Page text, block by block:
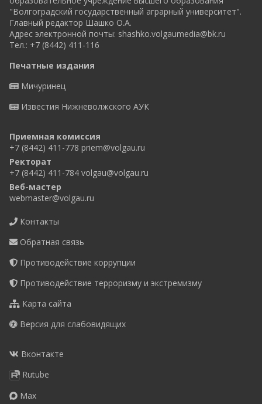
"Волгоградский государственный аграрный университет".
Главный редактор Шашко О.А.
Адрес электронной почты: shashko.volgaumedia@bk.ru
Тел.: +7 (8442) 411-116
Печатные издания
Мичуринец
Известия Нижневолжского АУК
Приемная комиссия
+7 (8442) 411-778 priem@volgau.ru
Ректорат
+7 (8442) 411-784 volgau@volgau.ru
Веб-мастер
webmaster@volgau.ru
Контакты
Обратная связь
Противодействие коррупции
Противодействие терроризму и экстремизму
Карта сайта
Версия для слабовидящих
Вконтакте
Rutube
Max